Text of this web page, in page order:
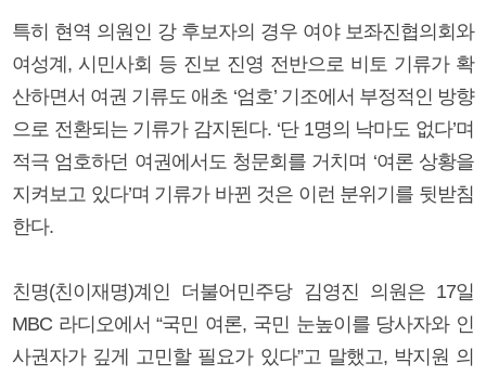
특히 현역 의원인 강 후보자의 경우 여야 보좌진협의회와
여성계, 시민사회 등 진보 진영 전반으로 비토 기류가 확
산하면서 여권 기류도 애초 ‘엄호’ 기조에서 부정적인 방향
으로 전환되는 기류가 감지된다. ‘단 1명의 낙마도 없다’며
적극 엄호하던 여권에서도 청문회를 거치며 ‘여론 상황을
지켜보고 있다’며 기류가 바뀐 것은 이런 분위기를 뒷받침
한다.
친명(친이재명)계인 더불어민주당 김영진 의원은 17일
MBC 라디오에서 “국민 여론, 국민 눈높이를 당사자와 인
사권자가 깊게 고민할 필요가 있다”고 말했고, 박지원 의